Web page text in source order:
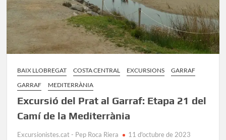
BAIX LLOBREGAT COSTA CENTRAL EXCURSIONS
GARRAF
GARRAF
MEDITERRÀNIA
Excursió del Prat al Garraf: Etapa 21 del
Camí de la Mediterrània
Excursionistes.cat - Pep Roca Riera 11 d'octubre de 2023